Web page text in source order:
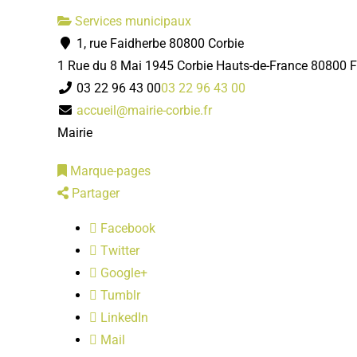
Services municipaux
1, rue Faidherbe 80800 Corbie
1 Rue du 8 Mai 1945 Corbie Hauts-de-France 80800
03 22 96 43 0003 22 96 43 00
accueil@mairie-corbie.fr
Mairie
Marque-pages
Partager
Facebook
Twitter
Google+
Tumblr
LinkedIn
Mail